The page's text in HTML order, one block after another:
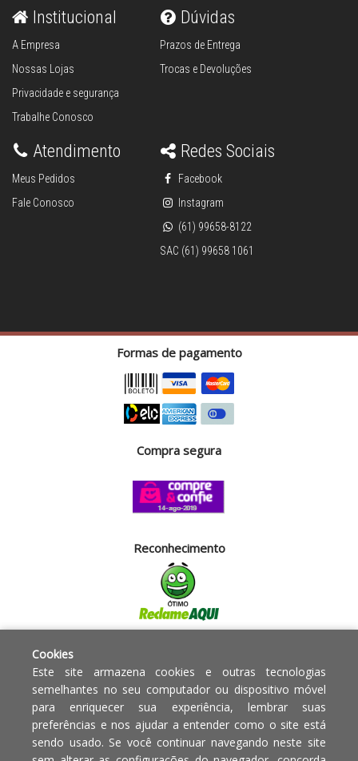
Institucional
A Empresa
Nossas Lojas
Privacidade e segurança
Trabalhe Conosco
Dúvidas
Prazos de Entrega
Trocas e Devoluções
Atendimento
Meus Pedidos
Fale Conosco
Redes Sociais
Facebook
Instagram
(61) 99658-8122
SAC (61) 99658 1061
Formas de pagamento
Compra segura
Reconhecimento
Powered by:
Copyright © 2010 - 2017 Razão
Em caso de divergência de
Cookies
Este site armazena cookies e outras tecnologias
semelhantes no seu computador ou dispositivo móvel
para enriquecer sua experiência, lembrar suas
preferências e nos ajudar a entender como o site está
sendo usado. Se você continuar navegando neste site